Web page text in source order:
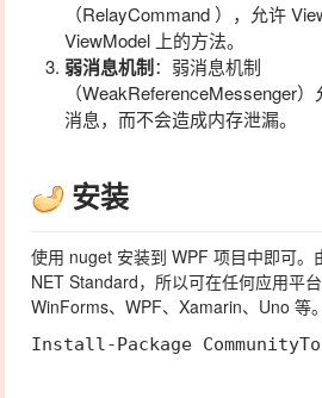
（RelayCommand ），允许
ViewModel 上的方法。
弱消息机制：弱消息机制
（WeakReferenceMessenger）
消息，而不会造成内存泄漏。
安装
使用 nuget 安装到 WPF 项目中即可。
NET Standard，所以可在任何应用平台
WinForms、WPF、Xamarin、Uno 等。